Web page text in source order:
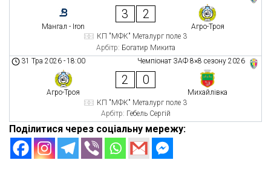
Мангал - Iron
3 2
Агро-Троя
КП "МФК" Металург поле 3
Арбітр: Богатир Микита
Чемпіонат ЗАФ 8×8 сезону 2026
31 Тра 2026 -18:00
Агро-Троя
2 0
Михайлівка
КП "МФК" Металург поле 3
Арбітр: Гебель Сергій
Поділитися через соціальну мережу: